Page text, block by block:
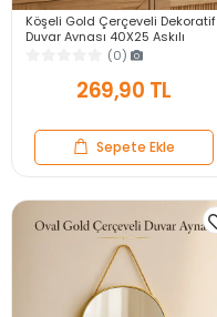
Köşeli Gold Çerçeveli Dekoratif
Duvar Aynası 40X25 Askılı
Modern Salon Antre Banyo
Yatak Odası Ayna
(0)
269,90 TL
Sepete Ekle